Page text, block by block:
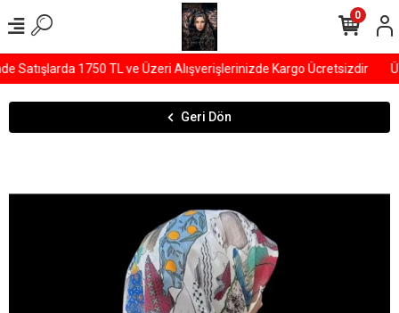
Satışlarda 1750 TL ve Üzeri Alışverişlerinizde Kargo Ücretsizdir
0
Geri Dön